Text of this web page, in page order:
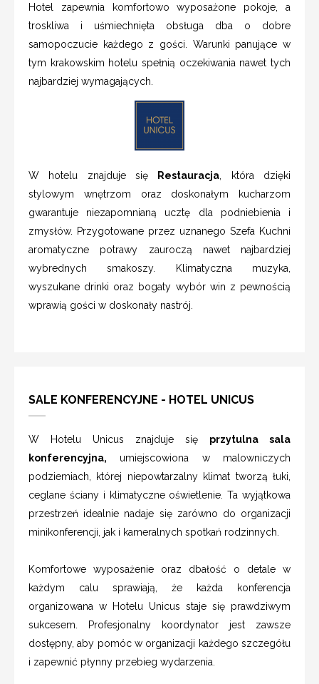
Hotel zapewnia komfortowo wyposażone pokoje, a
troskliwa i uśmiechnięta obsługa dba o dobre
samopoczucie każdego z gości. Warunki panujące w
tym krakowskim hotelu spełnią oczekiwania nawet tych
najbardziej wymagających.
W hotelu znajduje się Restauracja , która dzięki
stylowym wnętrzom oraz doskonałym kucharzom
gwarantuje niezapomnianą ucztę dla podniebienia i
zmysłów. Przygotowane przez uznanego Szefa Kuchni
aromatyczne potrawy zauroczą nawet najbardziej
wybrednych smakoszy. Klimatyczna muzyka,
wyszukane drinki oraz bogaty wybór win z pewnością
wprawią gości w doskonały nastrój.
SALE KONFERENCYJNE - HOTEL UNICUS
W Hotelu Unicus znajduje się przytulna sala
konferencyjna, umiejscowiona w malowniczych
podziemiach, której niepowtarzalny klimat tworzą łuki,
ceglane ściany i klimatyczne oświetlenie. Ta wyjątkowa
przestrzeń idealnie nadaje się zarówno do organizacji
minikonferencji, jak i kameralnych spotkań rodzinnych.
Komfortowe wyposażenie oraz dbałość o detale w
każdym calu sprawiają, że każda konferencja
organizowana w Hotelu Unicus staje się prawdziwym
sukcesem. Profesjonalny koordynator jest zawsze
dostępny, aby pomóc w organizacji każdego szczegółu
i zapewnić płynny przebieg wydarzenia.